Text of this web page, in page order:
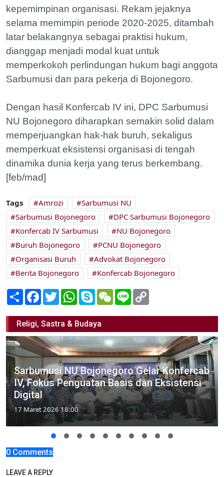
kepemimpinan organisasi. Rekam jejaknya
selama memimpin periode 2020-2025, ditambah
latar belakangnya sebagai praktisi hukum,
dianggap menjadi modal kuat untuk
memperkokoh perlindungan hukum bagi anggota
Sarbumusi dan para pekerja di Bojonegoro.
Dengan hasil Konfercab IV ini, DPC Sarbumusi
NU Bojonegoro diharapkan semakin solid dalam
memperjuangkan hak-hak buruh, sekaligus
memperkuat eksistensi organisasi di tengah
dinamika dunia kerja yang terus berkembang.
[feb/mad]
Tags Amrozi
Sarbumusi NU
Sarbumusi Bojonegoro
DPC Sarbumusi Bojonegoro
Konfercab IV Sarbumusi
NU Bojonegoro
Buruh Bojonegoro
PCNU Bojonegoro
Organisasi Buruh
Advokat Bojonegoro
Berita Bojonegoro
Konfercab Bojonegoro
Share Facebook
TwitterWhatsApp
SkypeWeChatLine
Religi, Sastra & Budaya
Sarbumusi NU Bojonegoro Gelar Konfercab
IV, Fokus Penguatan Basis dan Eksistensi
Digital
17 Maret 2026 18:00
0 Comments
LEAVE A REPLY